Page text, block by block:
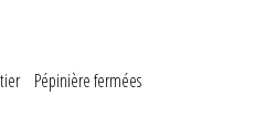
Pépinière fermées